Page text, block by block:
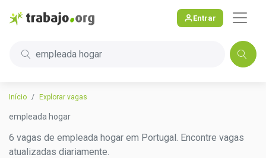
Entrar
empleada hogar
Início Explorar vagas
empleada hogar
6 vagas de empleada hogar em Portugal. Encontre vagas
atualizadas diariamente.